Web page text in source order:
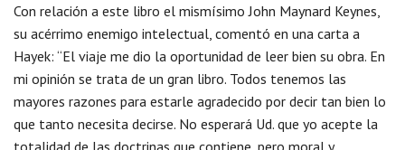
Con relación a este libro el mismísimo John Maynard Keynes,
su acérrimo enemigo intelectual, comentó en una carta a
Hayek: “El viaje me dio la oportunidad de leer bien su obra. En
mi opinión se trata de un gran libro. Todos tenemos las
mayores razones para estarle agradecido por decir tan bien lo
que tanto necesita decirse. No esperará Ud. que yo acepte la
totalidad de las doctrinas que contiene, pero moral y